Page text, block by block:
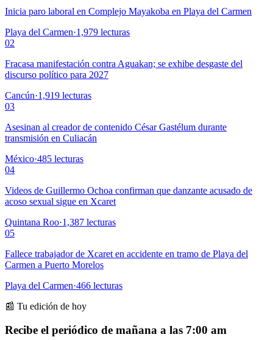
Inicia paro laboral en Complejo Mayakoba en Playa del Carmen
Playa del Carmen·1,979 lecturas
02
Fracasa manifestación contra Aguakan; se exhibe desgaste del
discurso político para 2027
Cancún·1,919 lecturas
03
Asesinan al creador de contenido César Gastélum durante
transmisión en Culiacán
México·485 lecturas
04
Videos de Guillermo Ochoa confirman que danzante acusado de
acoso sexual sigue en Xcaret
Quintana Roo·1,387 lecturas
05
Fallece trabajador de Xcaret en accidente en tramo de Playa del
Carmen a Puerto Morelos
Playa del Carmen·466 lecturas
📰 Tu edición de hoy
Recibe el periódico de mañana a las 7:00 am